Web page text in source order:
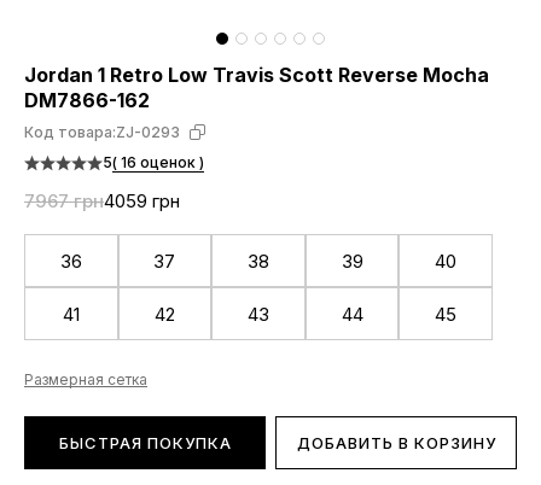
Jordan 1 Retro Low Travis Scott Reverse Mocha
DM7866-162
Код товара:ZJ-0293
5( 16 оценок )
7967 грн4059 грн
36 37 38 39 40
41 42 43 44 45
Размерная сетка
БЫСТРАЯ ПОКУПКА ДОБАВИТЬ В КОРЗИНУ